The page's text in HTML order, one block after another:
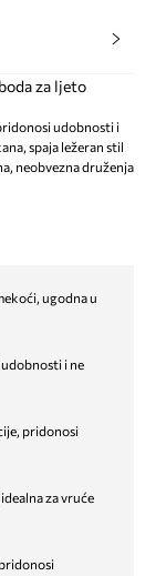
za ljeto
udobnosti i
spaja ležeran stil
neobvezna druženja
ugodna u
i ne
pridonosi
za vruće